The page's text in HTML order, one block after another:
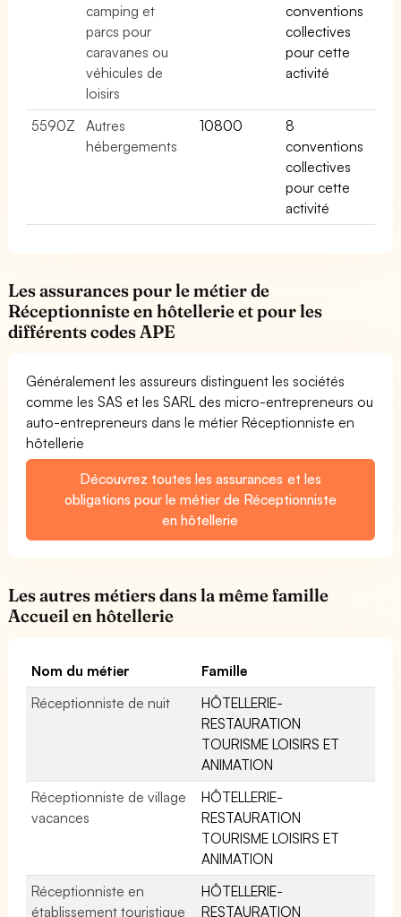
camping et
parcs pour
caravanes ou
véhicules de
loisirs
conventions
collectives
pour cette
activité
5590Z
Autres
hébergements
10800
8
conventions
collectives
pour cette
activité
Les assurances pour le métier de
Réceptionniste en hôtellerie et pour les
différents codes APE
Généralement les assureurs distinguent les sociétés
comme les SAS et les SARL des micro-entrepreneurs ou
auto-entrepreneurs dans le métier Réceptionniste en
hôtellerie
Découvrez toutes les assurances et les
obligations pour le métier de Réceptionniste
en hôtellerie
Les autres métiers dans la même famille
Accueil en hôtellerie
Nom du métier
Famille
Réceptionniste de nuit
HÔTELLERIE-
RESTAURATION
TOURISME LOISIRS ET
ANIMATION
Réceptionniste de village
vacances
HÔTELLERIE-
RESTAURATION
TOURISME LOISIRS ET
ANIMATION
Réceptionniste en
établissement touristique
HÔTELLERIE-
RESTAURATION